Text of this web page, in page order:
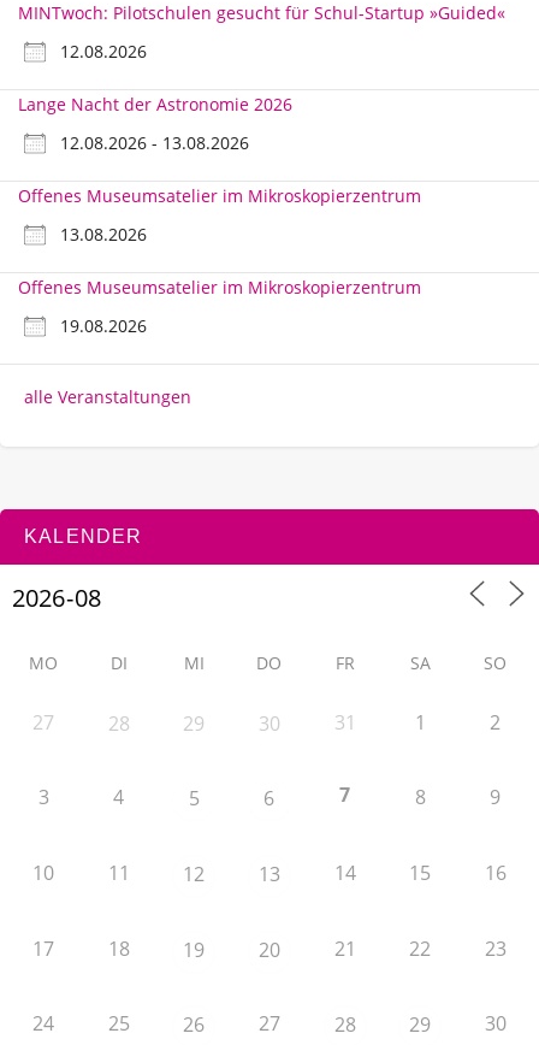
MINTwoch: Pilotschulen gesucht für Schul-Startup »Guided«
12.08.2026
Lange Nacht der Astronomie 2026
12.08.2026 - 13.08.2026
Offenes Museumsatelier im Mikroskopierzentrum
13.08.2026
Offenes Museumsatelier im Mikroskopierzentrum
19.08.2026
alle Veranstaltungen
KALENDER
MO DI MI DO FR SA SO
27 28 29 30 31 1 2
3 4 5 6 7 8 9
10 11 12 13 14 15 16
17 18 19 20 21 22 23
24 25 26 27 28 29 30